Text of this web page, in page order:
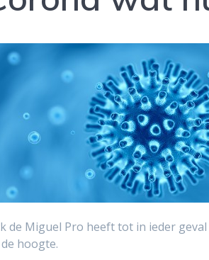
de Miguel Pro heeft tot in ieder
hoogte.